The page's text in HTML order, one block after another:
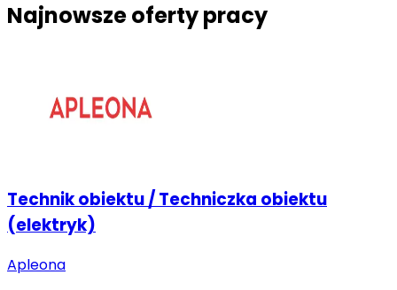
Najnowsze oferty pracy
Technik obiektu / Techniczka obiektu
(elektryk)
Apleona